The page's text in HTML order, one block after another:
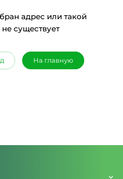
адрес или такой
существует
На главную